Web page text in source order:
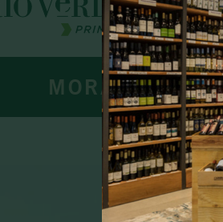
MORANDE
2º
3º
4º
5º
6º
7º
8º
9º